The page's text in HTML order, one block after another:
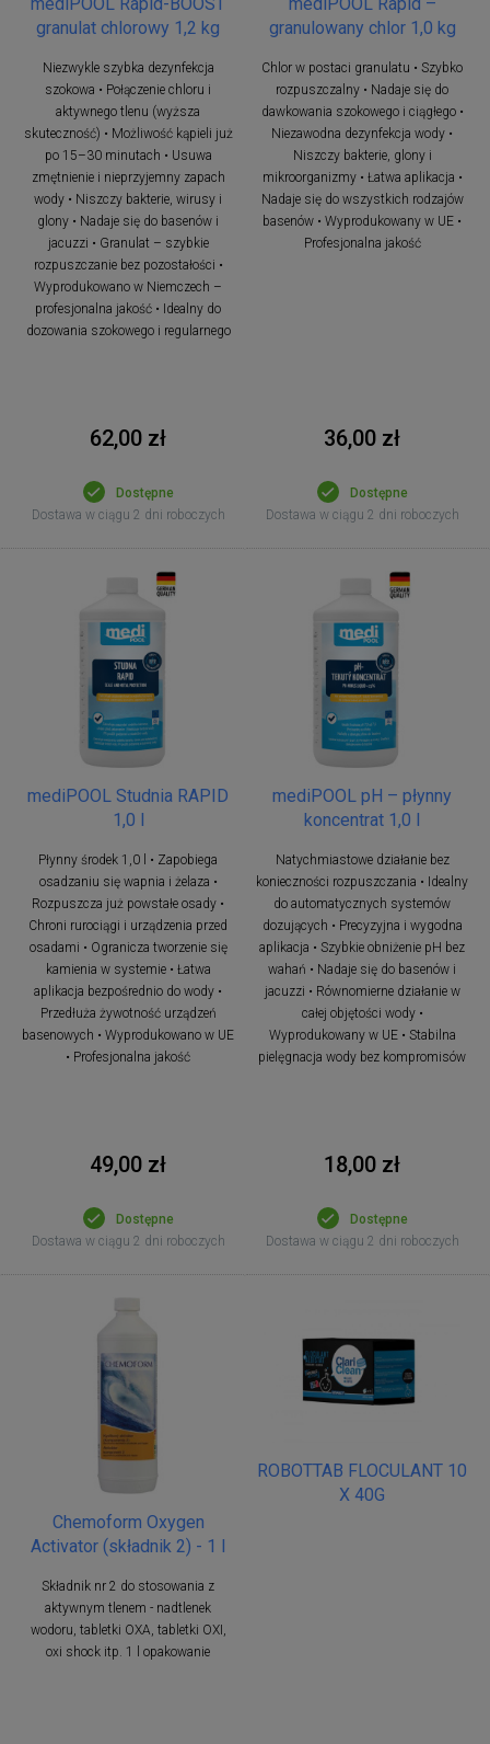
granulat chlorowy 1,2 kg
Niezwykle szybka dezynfekcja
szokowa • Połączenie chloru i
aktywnego tlenu (wyższa
skuteczność) • Możliwość kąpieli już
po 15–30 minutach • Usuwa
zmętnienie i nieprzyjemny zapach
wody • Niszczy bakterie, wirusy i
glony • Nadaje się do basenów i
jacuzzi • Granulat – szybkie
rozpuszczanie bez pozostałości •
Wyprodukowano w Niemczech –
profesjonalna jakość • Idealny do
dozowania szokowego i regularnego
62,00 zł
Dostępne
Dostawa w ciągu 2 dni roboczych
granulowany chlor 1,0 kg
Chlor w postaci granulatu • Szybko
rozpuszczalny • Nadaje się do
dawkowania szokowego i ciągłego •
Niezawodna dezynfekcja wody •
Niszczy bakterie, glony i
mikroorganizmy • Łatwa aplikacja •
Nadaje się do wszystkich rodzajów
basenów • Wyprodukowany w UE •
Profesjonalna jakość
36,00 zł
Dostępne
Dostawa w ciągu 2 dni roboczych
mediPOOL Studnia RAPID
1,0 l
Płynny środek 1,0 l • Zapobiega
osadzaniu się wapnia i żelaza •
Rozpuszcza już powstałe osady •
Chroni rurociągi i urządzenia przed
osadami • Ogranicza tworzenie się
kamienia w systemie • Łatwa
aplikacja bezpośrednio do wody •
Przedłuża żywotność urządzeń
basenowych • Wyprodukowano w UE
• Profesjonalna jakość
49,00 zł
Dostępne
Dostawa w ciągu 2 dni roboczych
mediPOOL pH – płynny
koncentrat 1,0 l
Natychmiastowe działanie bez
konieczności rozpuszczania • Idealny
do automatycznych systemów
dozujących • Precyzyjna i wygodna
aplikacja • Szybkie obniżenie pH bez
wahań • Nadaje się do basenów i
jacuzzi • Równomierne działanie w
całej objętości wody •
Wyprodukowany w UE • Stabilna
pielęgnacja wody bez kompromisów
18,00 zł
Dostępne
Dostawa w ciągu 2 dni roboczych
Chemoform Oxygen
Activator (składnik 2) - 1 l
Składnik nr 2 do stosowania z
aktywnym tlenem - nadtlenek
wodoru, tabletki OXA, tabletki OXI,
oxi shock itp. 1 l opakowanie
ROBOTTAB FLOCULANT 10
X 40G